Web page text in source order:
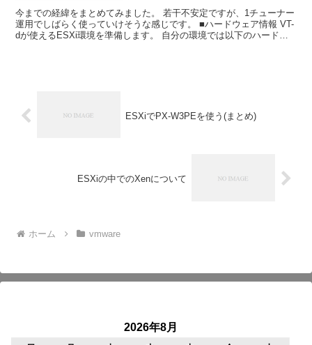
今までの経緯をまとめてみました。 若干不安定ですが、1チューナー
運用でしばらく使っていけそうな感じです。 ■ハードウェア情報 VT-
dが使えるESXi環境を準備します。 自分の環境では以下のハードウ
ESXiでPX-W3PEを使う(まとめ)
ESXiの中でのXenについて
ホーム vmware
2026年8月